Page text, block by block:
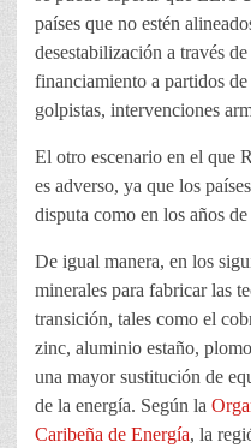
países que no estén
desestabilización a través
financiamiento a partidos
golpistas, intervenciones
El otro escenario en el que
es adverso, ya que los
disputa como en los años
De igual manera, en los
minerales para fabricar las
transición, tales como el
zinc, aluminio estaño,
una mayor sustitución de
de la energía. Según la
Caribeña de Energía, la